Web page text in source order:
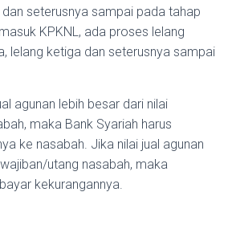
dan seterusnya sampai pada tahap
KPKNL, ada proses lelang
lelang ketiga dan seterusnya sampai
agunan lebih besar dari nilai
maka Bank Syariah harus
ke nasabah. Jika nilai jual agunan
utang nasabah, maka
kekurangannya.